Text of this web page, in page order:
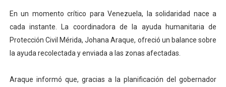
Dictan MasterClass en el marco del Encuentro LAGO
Campo Elías avanza con plan de asfaltado
Encuentro estadal fortalece la coordinación de
Gobernador Arnaldo Sánchez apadrina a más de 993
En un momento crítico para Venezuela, la solidaridad nace a
cada instante. La coordinadora de la ayuda humanitaria de
Protección Civil Mérida, Johana Araque, ofreció un balance sobre
la ayuda recolectada y enviada a las zonas afectadas.
Araque informó que, gracias a la planificación del gobernador